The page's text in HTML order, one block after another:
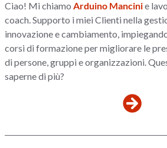
Ciao! Mi chiamo Arduino Mancinie
coach. Supporto i miei Clienti nella
innovazione e cambiamento,
corsi di formazione per migliorare le
di persone, gruppi e organizzazioni.
saperne di più?